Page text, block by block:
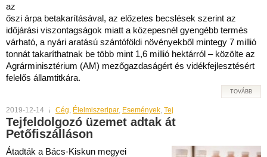
az
őszi árpa betakarításával, az előzetes becslések szerint az
időjárási viszontagságok miatt a közepesnél gyengébb termés
várható, a nyári aratású szántóföldi növényekből mintegy 7 millió
tonnát takaríthatnak be több mint 1,6 millió hektárról – közölte az
Agrárminisztérium (AM) mezőgazdaságért és vidékfejlesztésért
felelős államtitkára.
TOVÁBB
2019-12-14 Cég Élelmiszeripar, Események Tej
Tejfeldolgozó üzemet adtak át
Petőfiszálláson
Átadták a Bács-Kiskun megyei